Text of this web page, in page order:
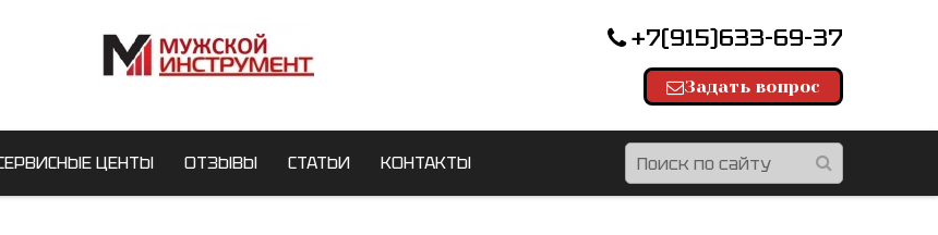
+7(915)633-69-37
Задать вопрос
ЦЕНТЫ ОТЗЫВЫ СТАТЬИ КОНТАКТЫ